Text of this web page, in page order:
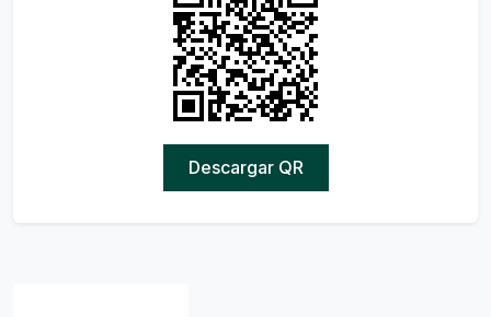
Descargar QR